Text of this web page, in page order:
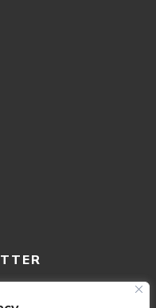
nostre ultime novità,